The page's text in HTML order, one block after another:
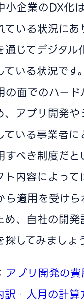
小企業のDX化
ている状況にあ
通じてデジタル
ている状況です
の面でのハード
、アプリ開発や
ている事業者に
べき制度だと
ト内容によっ
ら適用を受け
め、自社の開発
してみましょ
アプリ開発の
訳・人月の計算